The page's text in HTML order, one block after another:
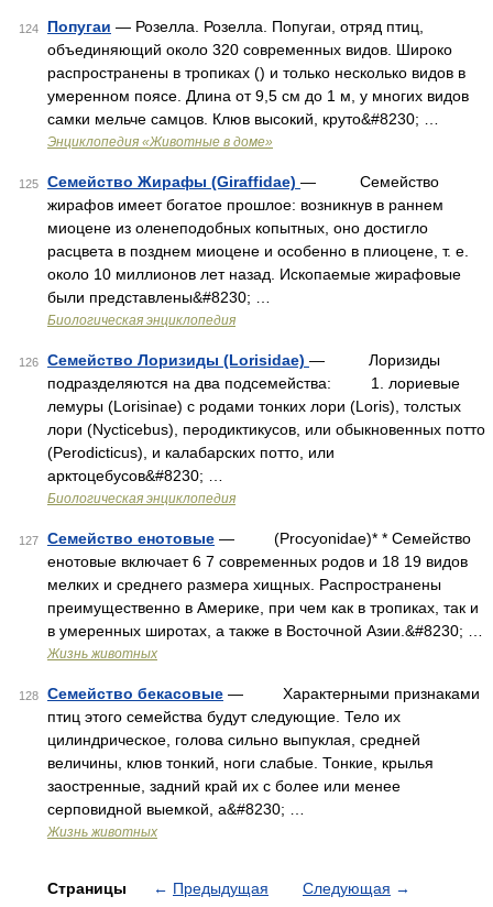
124 Попугаи — Розелла. Розелла. Попугаи, отряд птиц,
объединяющий около 320 современных видов. Широко
распространены в тропиках () и только несколько видов в
умеренном поясе. Длина от 9,5 см до 1 м, у многих видов
самки мельче самцов. Клюв высокий, круто&#8230; …
Энциклопедия «Животные в доме»
125 Семейство Жирафы (Giraffidae) — Семейство
жирафов имеет богатое прошлое: возникнув в раннем
миоцене из оленеподобных копытных, оно достигло
расцвета в позднем миоцене и особенно в плиоцене, т. е.
около 10 миллионов лет назад. Ископаемые жирафовые
были представлены&#8230; …
Биологическая энциклопедия
126 Семейство Лоризиды (Lorisidae) — Лоризиды
подразделяются на два подсемейства: 1. лориевые
лемуры (Lorisinae) с родами тонких лори (Loris), толстых
лори (Nycticebus), перодиктикусов, или обыкновенных потто
(Perodicticus), и калабарских потто, или
арктоцебусов&#8230; …
Биологическая энциклопедия
127 Семейство енотовые — (Procyonidae)* * Семейство
енотовые включает 6 7 современных родов и 18 19 видов
мелких и среднего размера хищных. Распространены
преимущественно в Америке, при чем как в тропиках, так и
в умеренных широтах, а также в Восточной Азии.&#8230; …
Жизнь животных
128 Семейство бекасовые — Характерными признаками
птиц этого семейства будут следующие. Тело их
цилиндрическое, голова сильно выпуклая, средней
величины, клюв тонкий, ноги слабые. Тонкие, крылья
заостренные, задний край их с более или менее
серповидной выемкой, а&#8230; …
Жизнь животных
Страницы ← Предыдущая Следующая →